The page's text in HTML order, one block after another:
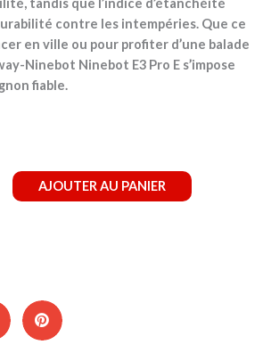
tandis que l’indice d’étanchéité
contre les intempéries. Que ce
en ville ou pour profiter d’une balade
Ninebot Ninebot E3 Pro E s’impose
fiable.
AJOUTER AU PANIER